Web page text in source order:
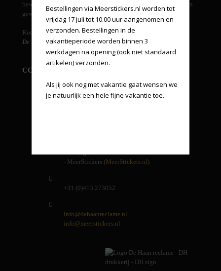
bewaken wij uw huisstijl en verzorgen derden leveringen indien
gewenst.
Kortom...
De Haan reclame, een one stop voor al uw reclame-uitingen!
CONTACT INFORMATIE
De Haan reclame
- MeerStickers (MeerStickers.nl)
+31 (0)413 273052
info@dehaanreclame.nl
info@meerstickers.nl
Bestellingen via Meerstickers.nl worden tot
vrijdag 17 juli tot 10.00 uur aangenomen en
verzonden. Bestellingen in de
vakantieperiode worden binnen 3
werkdagen na opening (ook niet standaard
artikelen) verzonden.
Als jij ook nog met vakantie gaat wensen we
je natuurlijk een hele fijne vakantie toe.